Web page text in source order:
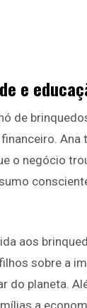
e
de
Ana
o negócio
aos
sobre a
do planeta.